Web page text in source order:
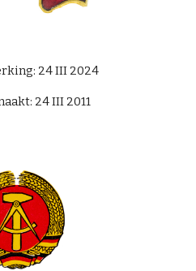
24 III 2024
24 III 2011